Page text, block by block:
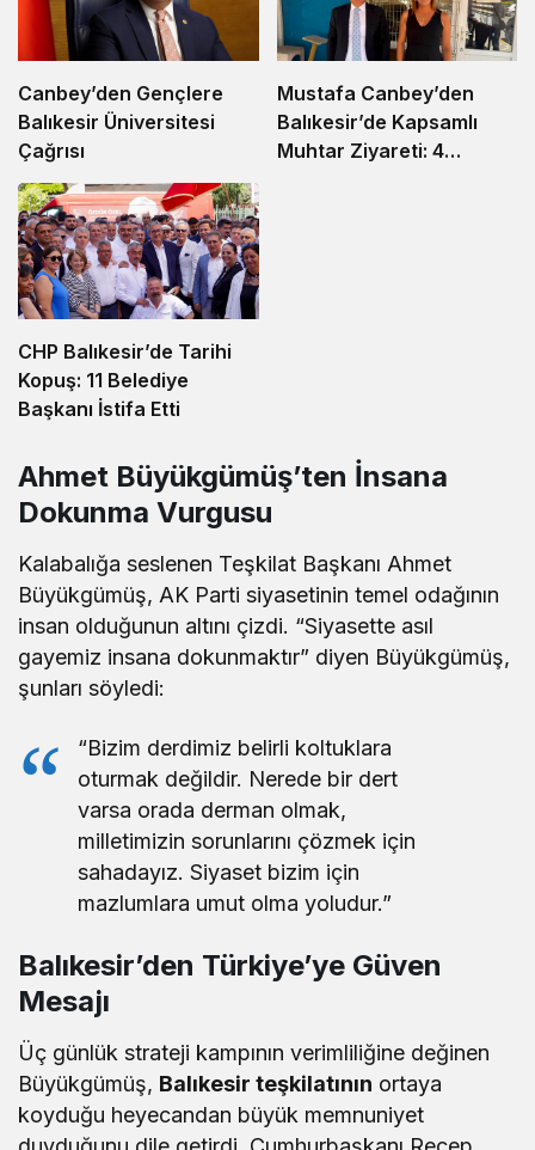
Canbey’den Gençlere
Balıkesir Üniversitesi
Çağrısı
Mustafa Canbey’den
Balıkesir’de Kapsamlı
Muhtar Ziyareti: 4
CHP Balıkesir’de Tarihi
Kopuş: 11 Belediye
Başkanı İstifa Etti
Ahmet Büyükgümüş’ten İnsana
Dokunma Vurgusu
Kalabalığa seslenen Teşkilat Başkanı Ahmet
Büyükgümüş, AK Parti siyasetinin temel odağının
insan olduğunun altını çizdi. “Siyasette asıl
gayemiz insana dokunmaktır” diyen Büyükgümüş,
şunları söyledi:
“Bizim derdimiz belirli koltuklara
oturmak değildir. Nerede bir dert
varsa orada derman olmak,
milletimizin sorunlarını çözmek için
sahadayız. Siyaset bizim için
mazlumlara umut olma yoludur.”
Balıkesir’den Türkiye’ye Güven
Mesajı
Üç günlük strateji kampının verimliliğine değinen
Büyükgümüş, Balıkesir teşkilatının ortaya
koyduğu heyecandan büyük memnuniyet